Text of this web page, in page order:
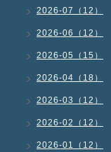
2026-07（12）
2026-06（12）
2026-05（15）
2026-04（18）
2026-03（12）
2026-02（12）
2026-01（12）